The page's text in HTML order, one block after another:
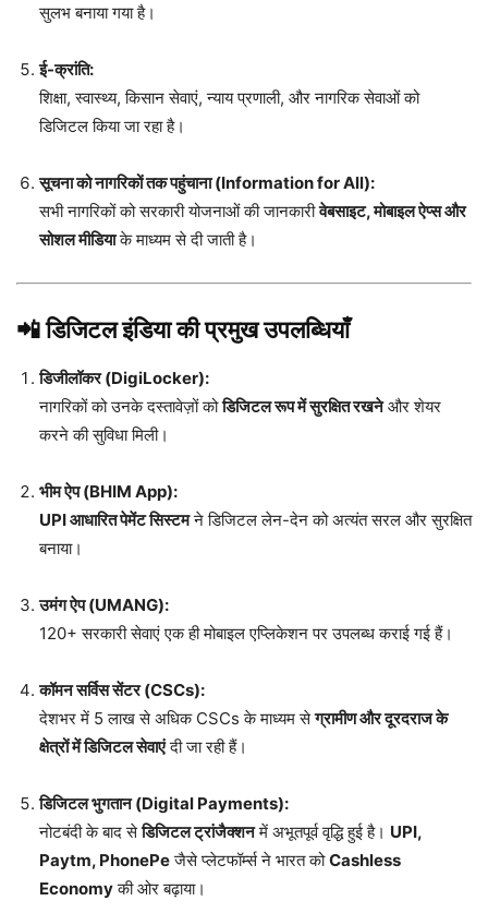
सुलभ बनाया गया है।
ई-क्रांति:
शिक्षा, स्वास्थ्य, किसान सेवाएं, न्याय प्रणाली, और नागरिक सेवाओं को
डिजिटल किया जा रहा है।
सूचना को नागरिकों तक पहुंचाना (Information for All):
सभी नागरिकों को सरकारी योजनाओं की जानकारीवेबसाइट, मोबाइल ऐप्स और
सोशल मीडियाके माध्यम से दी जाती है।
📲डिजिटल इंडिया की प्रमुख उपलब्धियाँ
डिजीलॉकर (DigiLocker):
नागरिकों को उनके दस्तावेज़ों कोडिजिटल रूप में सुरक्षित रखनेऔर शेयर
करने की सुविधा मिली।
भीम ऐप (BHIM App):
UPI आधारित पेमेंट सिस्टमने डिजिटल लेन-देन को अत्यंत सरल और सुरक्षित
बनाया।
उमंग ऐप (UMANG):
120+ सरकारी सेवाएं एक ही मोबाइल एप्लिकेशन पर उपलब्ध कराई गई हैं।
कॉमन सर्विस सेंटर (CSCs):
देशभर में 5 लाख से अधिक CSCs के माध्यम सेग्रामीण और दूरदराज के
क्षेत्रों में डिजिटल सेवाएंदी जा रही हैं।
डिजिटल भुगतान (Digital Payments):
नोटबंदी के बाद सेडिजिटल ट्रांजैक्शनमें अभूतपूर्व वृद्धि हुई है। UPI,
Paytm, PhonePeजैसे प्लेटफॉर्म्स ने भारत कोCashless
Economyकी ओर बढ़ाया।